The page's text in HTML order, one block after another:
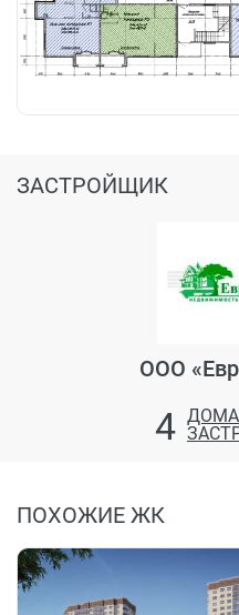
ЗАСТРОЙЩИК
ООО
4 ДОМА
ПОХОЖИЕ ЖК